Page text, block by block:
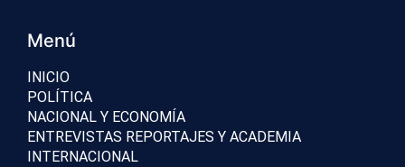
Menú
INICIO
POLÍTICA
NACIONAL Y ECONOMÍA
ENTREVISTAS REPORTAJES Y ACADEMIA
INTERNACIONAL